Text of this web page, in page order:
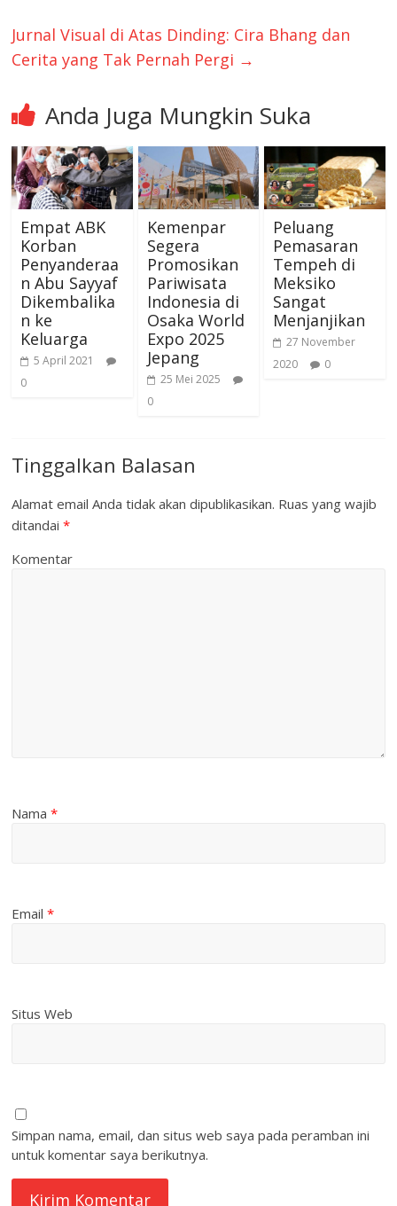
Jurnal Visual di Atas Dinding: Cira Bhang dan
Cerita yang Tak Pernah Pergi →
Anda Juga Mungkin Suka
Empat ABK
Korban
Penyanderaa
n Abu Sayyaf
Dikembalika
n ke
Keluarga
5 April 2021
0
Kemenpar
Segera
Promosikan
Pariwisata
Indonesia di
Osaka World
Expo 2025
Jepang
25 Mei 2025
0
Peluang
Pemasaran
Tempeh di
Meksiko
Sangat
Menjanjikan
27 November
2020
0
Tinggalkan Balasan
Alamat email Anda tidak akan dipublikasikan. Ruas yang wajib
ditandai*
Komentar
Nama*
Email*
Situs Web
Simpan nama, email, dan situs web saya pada peramban ini
untuk komentar saya berikutnya.